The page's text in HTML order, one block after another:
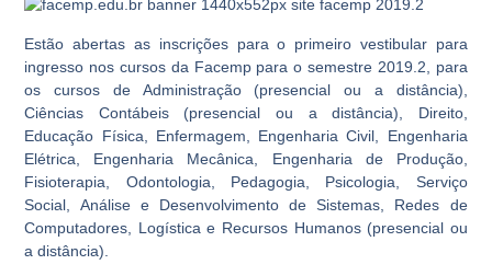
Estão abertas as inscrições para o primeiro vestibular para
ingresso nos cursos da Facemp para o semestre 2019.2, para
os cursos de Administração (presencial ou a distância),
Ciências Contábeis (presencial ou a distância), Direito,
Educação Física, Enfermagem, Engenharia Civil, Engenharia
Elétrica, Engenharia Mecânica, Engenharia de Produção,
Fisioterapia, Odontologia, Pedagogia, Psicologia, Serviço
Social, Análise e Desenvolvimento de Sistemas, Redes de
Computadores, Logística e Recursos Humanos (presencial ou
a distância).